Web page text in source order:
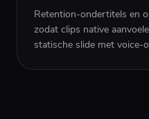
Retention-ondertitels en
zodat clips native
statische slide met voice-